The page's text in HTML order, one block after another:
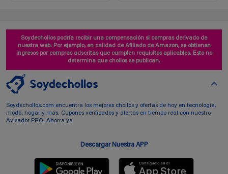
Soydechollos podría recibir una compensación si compras derivado de
nuestra web. Por ejemplo, en calidad de Afiliado de Amazon, se obtienen
ingresos por compras adscritas que cumplen requisitos aplicables. Esto no
determina que chollos se publican.
Soydechollos.com encuentra los mejores chollos y ofertas de hoy en tecnología,
moda, hogar y más. Cupones verificados y alertas en tiempo real con nuestro
Avisador PRO. Ahorra ya
Descargar Nuestra APP